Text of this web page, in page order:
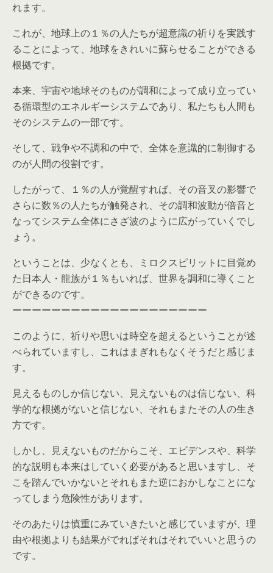
れます。
これが、地球上の１％の人たちが超意識の祈りを実践す
ることによって、地球をきれいに蘇らせることができる
根拠です。
本来、宇宙や地球そのものが調和によって成り立ってい
る循環型のエネルギーシステムであり、私たちも人間も
そのシステムの一部です。
そして、戦争や不調和の中で、全体を意識的に制御する
のが人間の役割です。
したがって、１％の人が覚醒すれば、その音叉の影響で
さらに数％の人たちが触発され、その調和波動が倍音と
なってシステム全体にさざ波のように広がっていくでし
ょう。
ということは、少なくとも、ミロクスピリットに目覚め
た日本人・龍族が１％もいれば、世界を調和に導くこと
ができるのです。
ーーーーーーーーーーーーーーーーーーーー
このように、祈りや思いは時空を超えるということが述
べられていますし、これはまぎれもなくそうだと感じま
す。
見えるものしか信じない、見えないものは信じない、科
学的な根拠がないと信じない、それもまたその人の生き
方です。
しかし、見えないものだからこそ、エビデンスや、科学
的な説明も本来はしていく必要があると思いますし、そ
こを踏んでいかないとそれもまた逆におかしなことにな
ってしまう危険性があります。
そのあたりは慎重にみていきたいと感じていますが、理
由や根拠よりも結果がでればそれはそれでいいと思うの
です。